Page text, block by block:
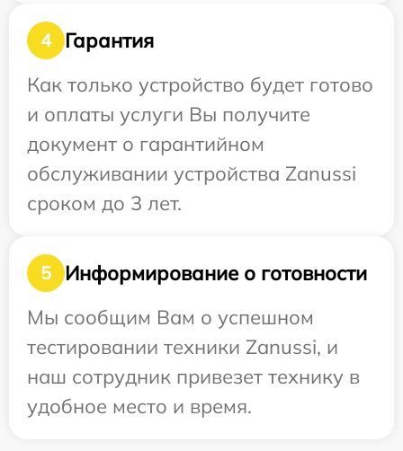
4
Гарантия
Как только устройство будет готово
и оплаты услуги Вы получите
документ о гарантийном
обслуживании устройства Zanussi
сроком до 3 лет.
5
Информирование о готовности
Мы сообщим Вам о успешном
тестировании техники Zanussi, и
наш сотрудник привезет технику в
удобное место и время.